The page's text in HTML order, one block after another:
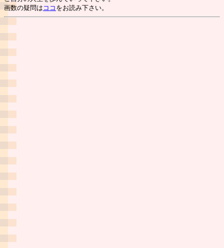
画数の疑問は ココ をお読み下さい。